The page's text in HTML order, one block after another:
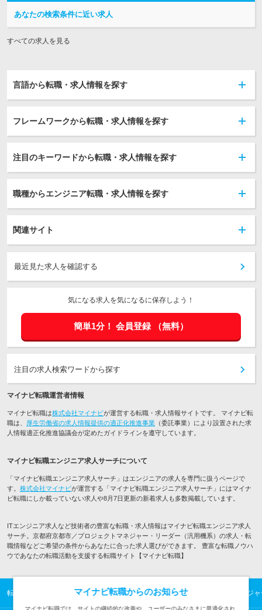
あなたの検索条件に近い求人
すべての求人を見る
言語から転職・求人情報を探す
フレームワークから転職・求人情報を探す
注目のキーワードから転職・求人情報を探す
職種からエンジニア転職・求人情報を探す
関連サイト
最近見た求人を確認する
気になる求人を気になるに保存しよう！
簡単1分！ 会員登録 （無料）
注目の求人検索ワードから探す
マイナビ転職運営者情報
マイナビ転職は株式会社マイナビが運営する転職・求人情報サイトです。 マイナビ転
職は、 厚生労働省の求人情報提供の適正化推進事業 （委託事業）により設置された求
人情報適正化推進協議会が定めたガイドラインを遵守しています。
マイナビ転職エンジニア求人サーチについて
「マイナビ転職エンジニア求人サーチ」はエンジニアの求人を専門に扱うページで
す。 株式会社マイナビが運営する「マイナビ転職エンジニア求人サーチ」にはマイナ
ビ転職にしか載っていない求人や8月7日更新の新着求人も多数掲載しています。
ITエンジニア求人など技術者の豊富な転職・求人情報はマイナビ転職エンジニア求人
サーチ。京都府京都市／プロジェクトマネジャー・リーダー（汎用機系）の求人・転
職情報などご希望の条件からあなたに合った求人選びができます。 豊富な転職ノウハ
ウであなたの転職活動を支援する転職サイト【マイナビ転職】
転職TOP ITエンジニアの転職・求人情報TOP 京都市／プロジェクトマネジ
マイナビ転職からのお知らせ
マイナビ転職では、サイトの継続的な改善や、ユーザーのみなさまに最適化され